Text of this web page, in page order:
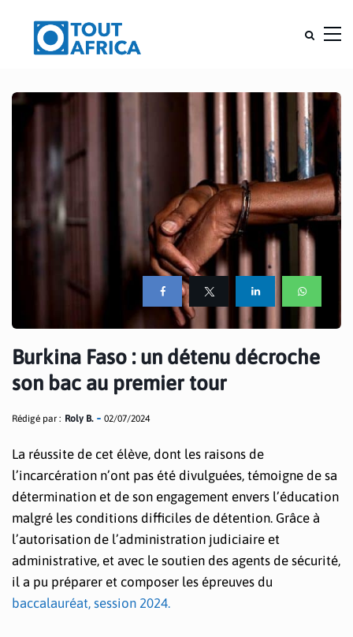
Burkina Faso : un détenu décroche
son bac au premier tour
Rédigé par : Roly B. 02/07/2024
La réussite de cet élève, dont les raisons de
l’incarcération n’ont pas été divulguées, témoigne de sa
détermination et de son engagement envers l’éducation
malgré les conditions difficiles de détention. Grâce à
l’autorisation de l’administration judiciaire et
administrative, et avec le soutien des agents de sécurité,
il a pu préparer et composer les épreuves du
baccalauréat, session 2024.